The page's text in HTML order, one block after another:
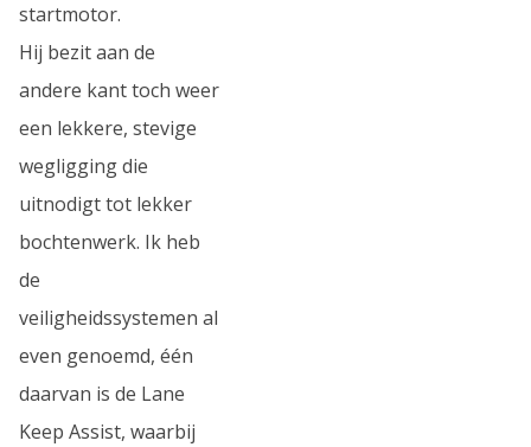
startmotor.
Hij bezit aan de
andere kant toch weer
een lekkere, stevige
wegligging die
uitnodigt tot lekker
bochtenwerk. Ik heb
de
veiligheidssystemen al
even genoemd, één
daarvan is de Lane
Keep Assist, waarbij